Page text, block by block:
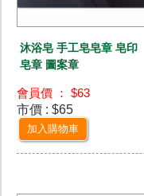
沐浴皂 手工皂皂章 皂印
皂章 圖案章
會員價 ： $63
市價 : $65
加入購物車